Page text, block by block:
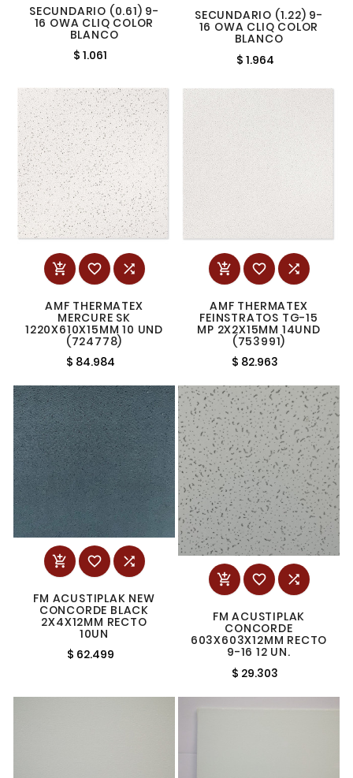
SECUNDARIO (0.61) 9-
16 OWA CLIQ COLOR
BLANCO
$ 1.061
SECUNDARIO (1.22) 9-
16 OWA CLIQ COLOR
BLANCO
$ 1.964
  
AMF THERMATEX
MERCURE SK
1220X610X15MM 10 UND
(724778)
$ 84.984
  
AMF THERMATEX
FEINSTRATOS TG-15
MP 2X2X15MM 14UND
(753991)
$ 82.963
  
FM ACUSTIPLAK NEW
CONCORDE BLACK
2X4X12MM RECTO
10UN
$ 62.499
  
FM ACUSTIPLAK
CONCORDE
603X603X12MM RECTO
9-16 12 UN.
$ 29.303